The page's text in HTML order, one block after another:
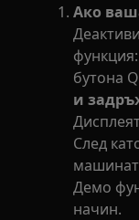
Ако
функция:
бутона
и
След
Демо
начин.